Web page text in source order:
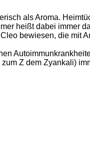
als Aroma.
heißt dabei immer
bewiesen, die mit
Z dem Zyankali)